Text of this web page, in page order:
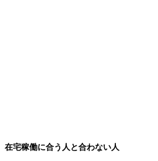
在宅稼働に合う人と合わない人